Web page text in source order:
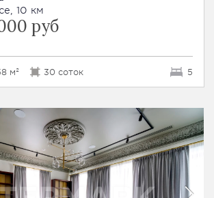
10 км
руб
м² 30 соток 5